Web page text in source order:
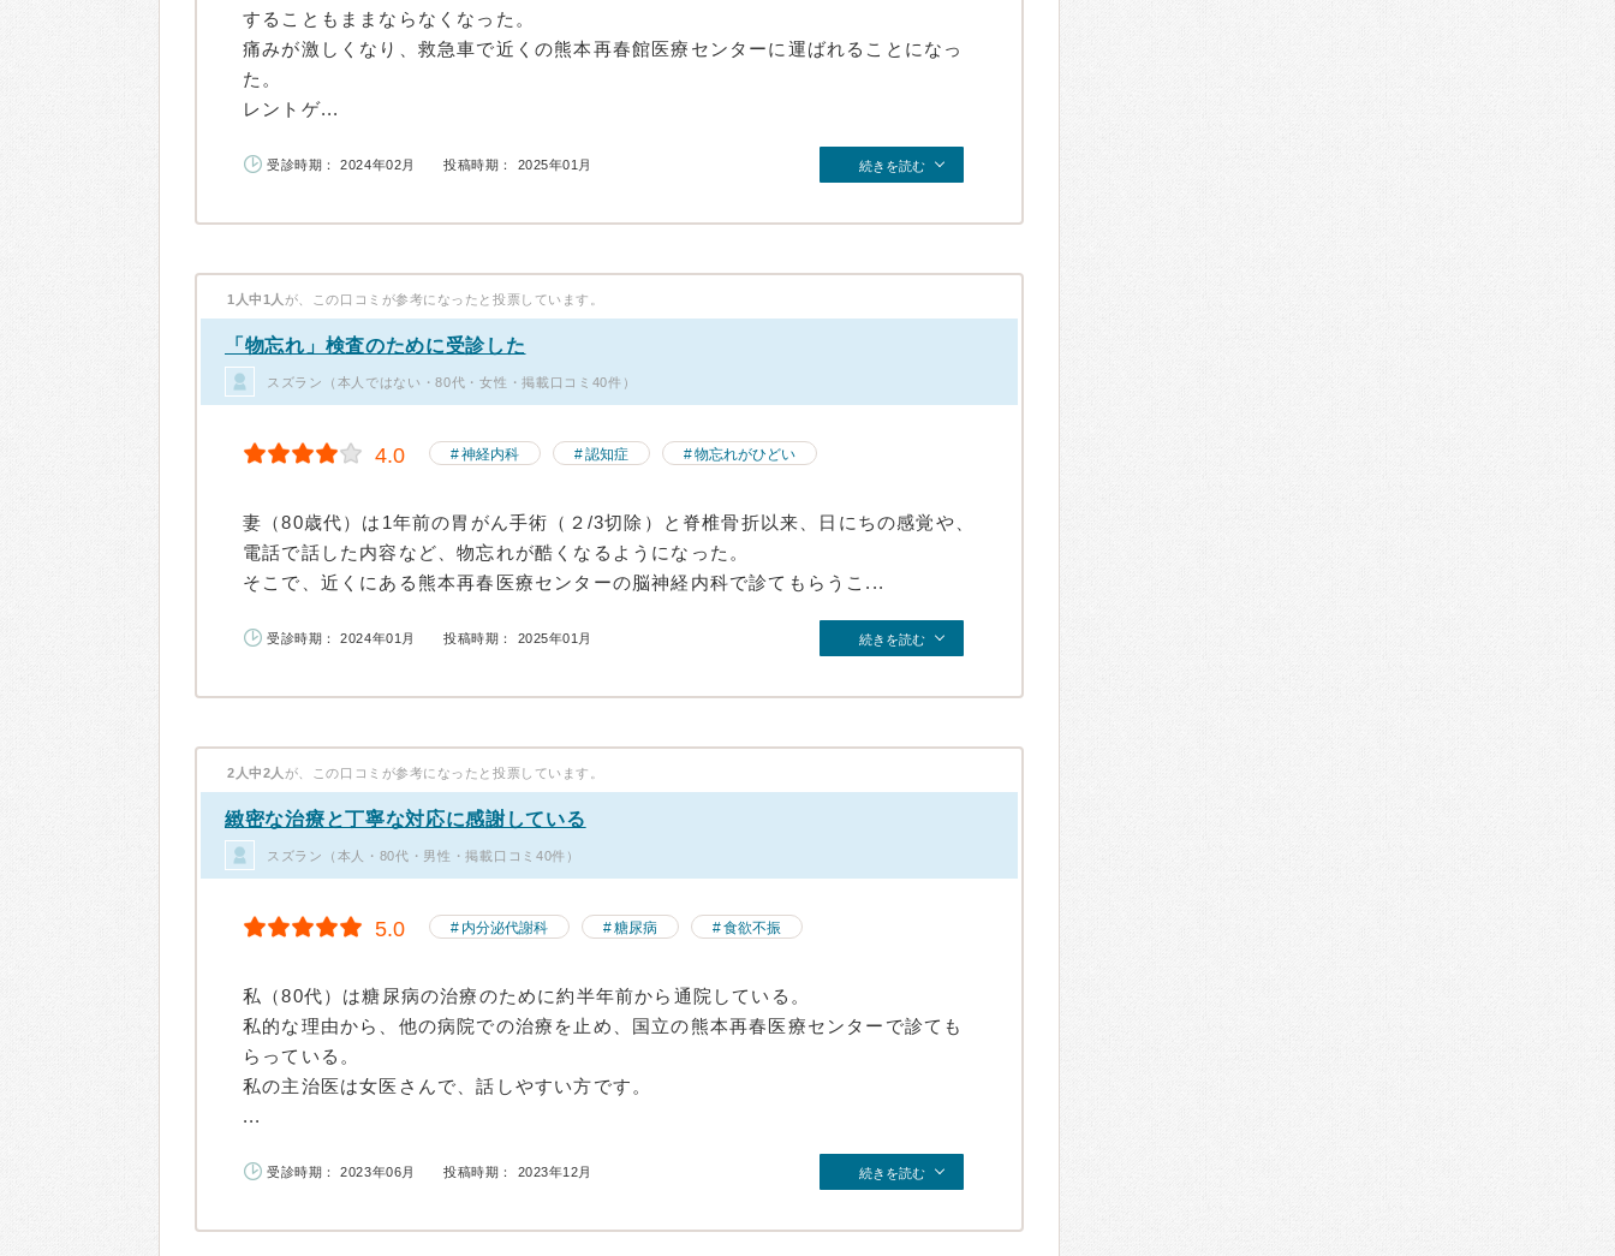
することもままならなくなった。
痛みが激しくなり、救急車で近くの熊本再春館医療センターに運ばれることになっ
た。
レントゲ...
受診時期： 2024年02月 投稿時期： 2025年01月 続きを読む
1人中1人 が、この口コミが参考になったと投票しています。
「物忘れ」検査のために受診した
スズラン（本人ではない・80代・女性・掲載口コミ40件）
4.0 神経内科 認知症 物忘れがひどい
妻（80歳代）は1年前の胃がん手術（２/3切除）と脊椎骨折以来、日にちの感覚や、
電話で話した内容など、物忘れが酷くなるようになった。
そこで、近くにある熊本再春医療センターの脳神経内科で診てもらうこ...
受診時期： 2024年01月 投稿時期： 2025年01月 続きを読む
2人中2人 が、この口コミが参考になったと投票しています。
緻密な治療と丁寧な対応に感謝している
スズラン（本人・80代・男性・掲載口コミ40件）
5.0 内分泌代謝科 糖尿病 食欲不振
私（80代）は糖尿病の治療のために約半年前から通院している。
私的な理由から、他の病院での治療を止め、国立の熊本再春医療センターで診ても
らっている。
私の主治医は女医さんで、話しやすい方です。
...
受診時期： 2023年06月 投稿時期： 2023年12月 続きを読む